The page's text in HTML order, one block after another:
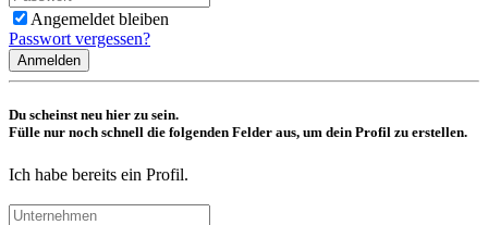
Angemeldet bleiben
Passwort vergessen?
Anmelden
Du scheinst neu hier zu sein.
Fülle nur noch schnell die folgenden Felder aus, um dein Profil zu erstellen.
Ich habe bereits ein Profil.